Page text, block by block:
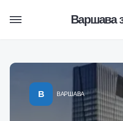
Варшава
В ВАРШАВА